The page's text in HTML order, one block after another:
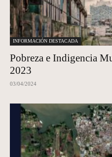
INFORMACIÓN DESTACADA
Pobreza e Indigencia
2023
03/04/2024